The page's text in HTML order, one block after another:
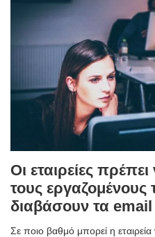
Οι εταιρείες
τους εργαζομένους
διαβάσουν τα email
Σε ποιο βαθμό μπορεί η